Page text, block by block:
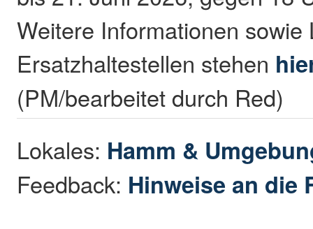
Weitere Informationen sowie
Ersatzhaltestellen stehen
(PM/bearbeitet durch Red)
Lokales: Hamm &
Feedback: Hinweise an die